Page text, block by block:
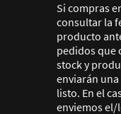
Si compras
consultar la
producto
pedidos que
stock y
enviarán
listo. En el
enviemos el/